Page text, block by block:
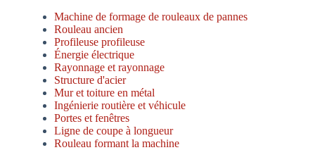
Machine de formage de rouleaux de pannes
Rouleau ancien
Profileuse profileuse
Énergie électrique
Rayonnage et rayonnage
Structure d'acier
Mur et toiture en métal
Ingénierie routière et véhicule
Portes et fenêtres
Ligne de coupe à longueur
Rouleau formant la machine